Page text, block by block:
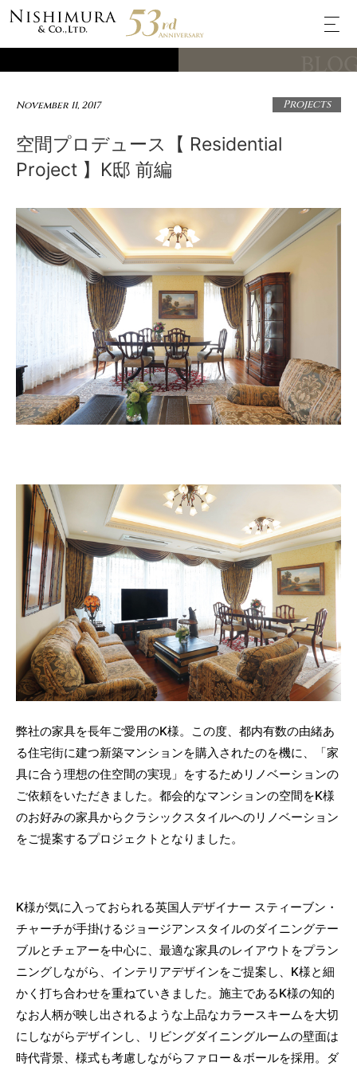
November 11, 2017 Projects
空間プロデュース【 Residential
Project 】K邸 前編
弊社の家具を長年ご愛用のK様。この度、都内有数の由緒あ
る住宅街に建つ新築マンションを購入されたのを機に、「家
具に合う理想の住空間の実現」をするためリノベーションの
ご依頼をいただきました。都会的なマンションの空間をK様
のお好みの家具からクラシックスタイルへのリノベーション
をご提案するプロジェクトとなりました。
K様が気に入っておられる英国人デザイナー スティーブン・
チャーチが手掛けるジョージアンスタイルのダイニングテー
ブルとチェアーを中心に、最適な家具のレイアウトをプラン
ニングしながら、インテリアデザインをご提案し、K様と細
かく打ち合わせを重ねていきました。施主であるK様の知的
なお人柄が映し出されるような上品なカラースキームを大切
にしながらデザインし、リビングダイニングルームの壁面は
時代背景、様式も考慮しながらファロー＆ボールを採用。ダ